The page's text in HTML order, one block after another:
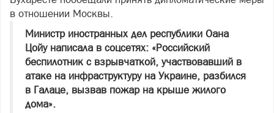
в отношении Москвы.
Министр иностранных дел республики Оана
Цойу написала в соцсетях: «Российский
беспилотник с взрывчаткой, участвовавший в
атаке на инфраструктуру на Украине, разбился
в Галаце, вызвав пожар на крыше жилого
дома».